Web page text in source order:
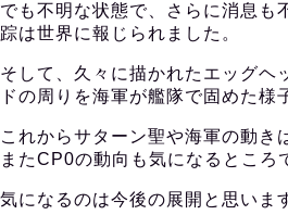
でも不明な状態で、さらに消息も
踪は世界に報じられました。
そして、久々に描かれたエッグヘ
ドの周りを海軍が艦隊で固めた様
これからサターン聖や海軍の動き
またCP0の動向も気になるところ
気になるのは今後の展開と思いま